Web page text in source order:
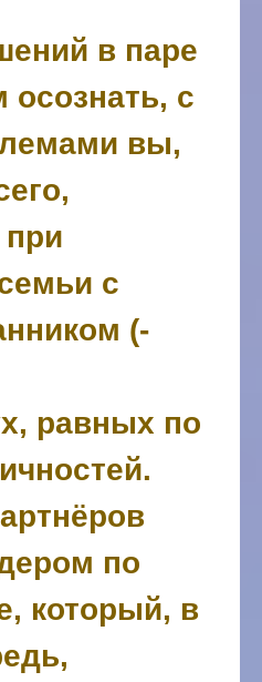
в паре
с
вы,
при
с
(-
равных по
по
который, в